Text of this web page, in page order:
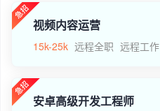
视频内容运营
15k-25k 远程全职 远程工作
安卓高级开发工程师